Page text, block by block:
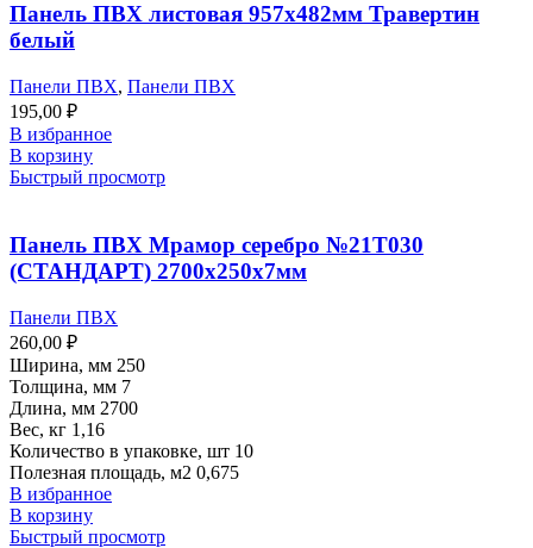
Панель ПВХ листовая 957х482мм Травертин
белый
Панели ПВХ, Панели ПВХ
195,00 ₽
В избранное
В корзину
Быстрый просмотр
Панель ПВХ Мрамор серебро №21Т030
(СТАНДАРТ) 2700х250х7мм
Панели ПВХ
260,00 ₽
Ширина, мм 250
Толщина, мм 7
Длина, мм 2700
Вес, кг 1,16
Количество в упаковке, шт 10
Полезная площадь, м2 0,675
В избранное
В корзину
Быстрый просмотр